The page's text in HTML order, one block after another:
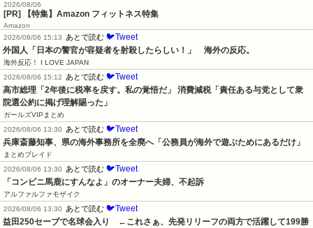
2026/08/06
[PR] 【特集】Amazon フィットネス特集
Amazon
2026/08/06 15:13
あとで読む 🐦Tweet
外国人「日本の警官が容疑者を射殺したらしい！」　海外の反応。
海外反応！ I LOVE JAPAN
2026/08/06 15:12
あとで読む 🐦Tweet
高市総理「2年後に税率を戻す。私の覚悟だ」 消費減税「責任ある与党として衆
院選公約に掲げ理解賜った」
ガールズVIPまとめ
2026/08/06 13:30
あとで読む 🐦Tweet
兵庫斎藤知事、県の海外事務所を全廃へ「公務員が海外で遊ぶためにあるだけ」
まとめブレイド
2026/08/06 13:30
あとで読む 🐦Tweet
「コンビニ馬鹿にすんなよ」のオーナー夫婦、不起訴
アルファルファモザイク
2026/08/06 13:30
あとで読む 🐦Tweet
益田250セーブで名球会入り　←これさぁ、先発リリーフの両方で活躍して199勝